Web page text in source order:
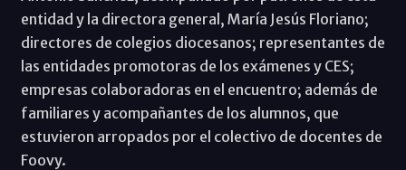
entidad y la directora general, María Jesús Floriano;
directores de colegios diocesanos; representantes de
las entidades promotoras de los exámenes y CES;
empresas colaboradoras en el encuentro; además de
familiares y acompañantes de los alumnos, que
estuvieron arropados por el colectivo de docentes de
Foovy.